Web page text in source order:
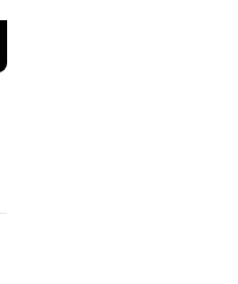
Ibu Lima Anak